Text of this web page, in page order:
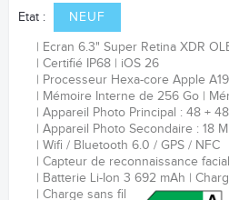
Etat :
NEUF
Ecran 6.3" Super Retina XDR
Certifié IP68
iOS 26
Processeur Hexa-core Apple
Mémoire Interne de 256 Go
Appareil Photo Principal : 48 +
Appareil Photo Secondaire : 18
Wifi / Bluetooth 6.0 / GPS / NFC
Capteur de reconnaissance
Batterie Li-Ion 3 692 mAh
Charge sans fil